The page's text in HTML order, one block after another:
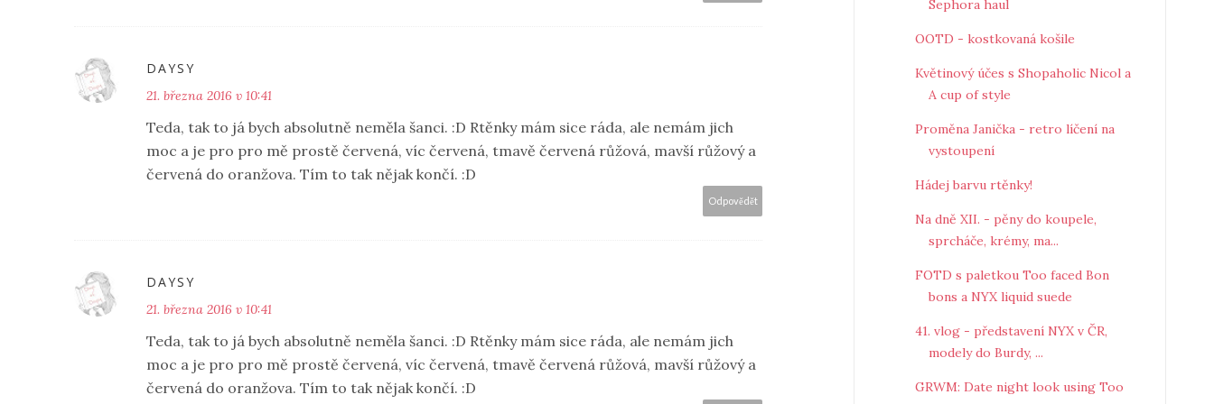
DAYSY
21. března 2016 v 10:41
Teda, tak to já bych absolutně neměla šanci. :D Rtěnky mám sice ráda, ale nemám jich
moc a je pro pro mě prostě červená, víc červená, tmavě červená růžová, mavší růžový a
červená do oranžova. Tím to tak nějak končí. :D
Odpovědět
DAYSY
21. března 2016 v 10:41
Teda, tak to já bych absolutně neměla šanci. :D Rtěnky mám sice ráda, ale nemám jich
moc a je pro pro mě prostě červená, víc červená, tmavě červená růžová, mavší růžový a
červená do oranžova. Tím to tak nějak končí. :D
Sephora haul
OOTD - kostkovaná košile
Květinový účes s Shopaholic Nicol a
A cup of style
Proměna Janička - retro líčení na
vystoupení
Hádej barvu rtěnky!
Na dně XII. - pěny do koupele,
sprcháče, krémy, ma...
FOTD s paletkou Too faced Bon
bons a NYX liquid suede
41. vlog - představení NYX v ČR,
modely do Burdy, ...
GRWM: Date night look using Too